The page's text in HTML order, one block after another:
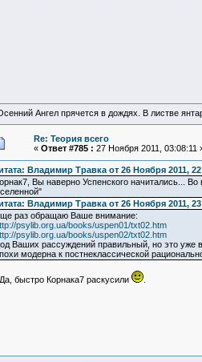
Ангел прячется в дождях. В листве
Re: Теория всего
« Ответ #785 : 27 Ноября 2011, 03:08:11
Владимир Травка от 26 Ноября 2011,
Вы наверно Успенского начитались...
Владимир Травка от 26 Ноября 2011,
раз обращаю Ваше внимание:
psylib.org.ua/books/uspen01/txt02.htm
psylib.org.ua/books/uspen02/txt02.htm
Ваших рассуждений правильный, но это уже
модерна к постнеклассической
быстро Корнака7 раскусили .